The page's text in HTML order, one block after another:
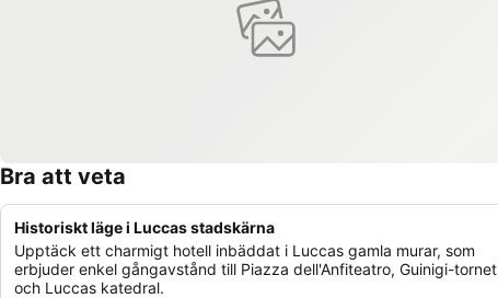
Bra att veta
Historiskt läge i Luccas stadskärna
Upptäck ett charmigt hotell inbäddat i Luccas gamla murar, som
erbjuder enkel gångavstånd till Piazza dell'Anfiteatro, Guinigi-tornet
och Luccas katedral.